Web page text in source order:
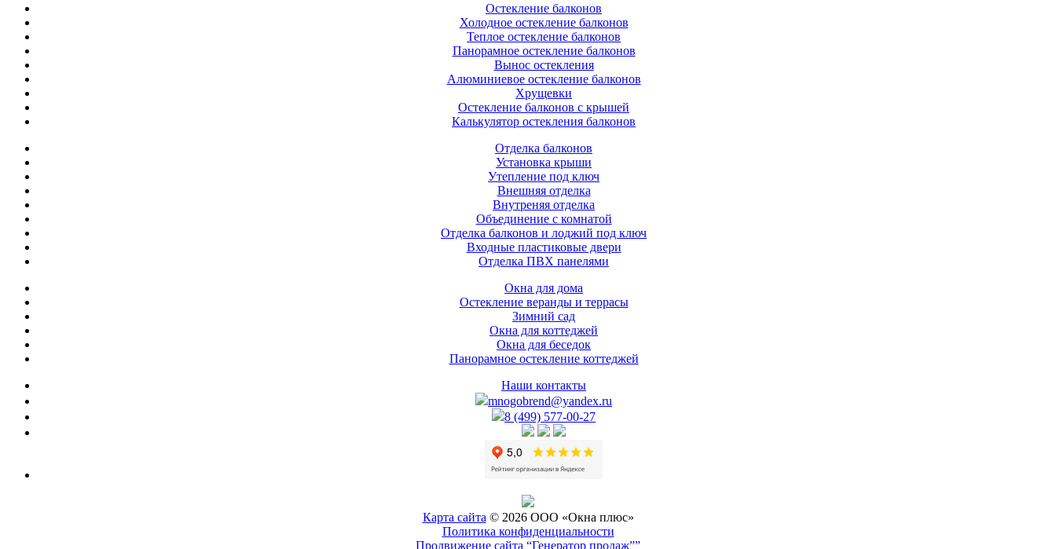
Остекление балконов
Холодное остекление балконов
Теплое остекление балконов
Панорамное остекление балконов
Вынос остекления
Алюминиевое остекление балконов
Хрущевки
Остекление балконов с крышей
Калькулятор остекления балконов
Отделка балконов
Установка крыши
Утепление под ключ
Внешняя отделка
Внутреняя отделка
Объединение с комнатой
Отделка балконов и лоджий под ключ
Входные пластиковые двери
Отделка ПВХ панелями
Окна для дома
Остекление веранды и террасы
Зимний сад
Окна для коттеджей
Окна для беседок
Панорамное остекление коттеджей
Наши контакты
mnogobrend@yandex.ru
8 (499) 577-00-27
Карта сайта © 2026 ООО «Окна плюс»
Политика конфиденциальности
Продвижение сайта “Генератор продаж””